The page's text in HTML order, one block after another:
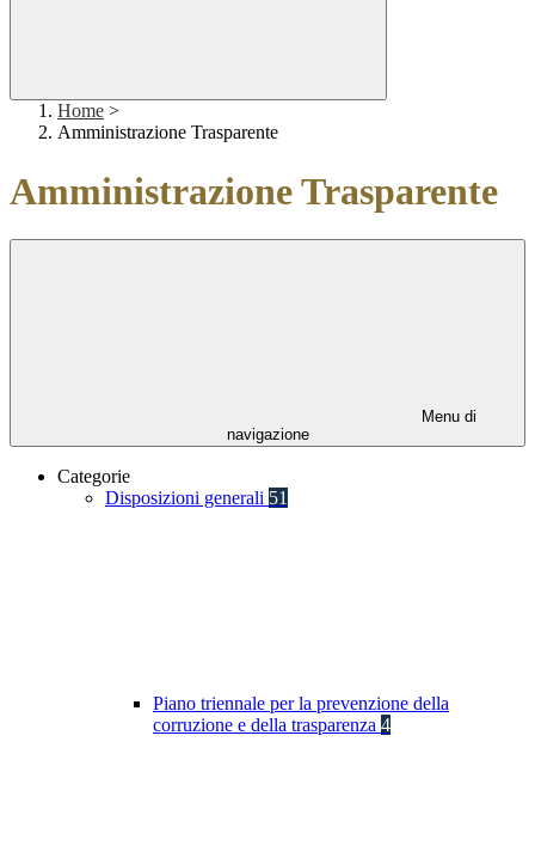
Home >
Amministrazione Trasparente
Amministrazione Trasparente
Menu di
navigazione
Categorie
Disposizioni generali 51
Piano triennale per la prevenzione della
corruzione e della trasparenza 4